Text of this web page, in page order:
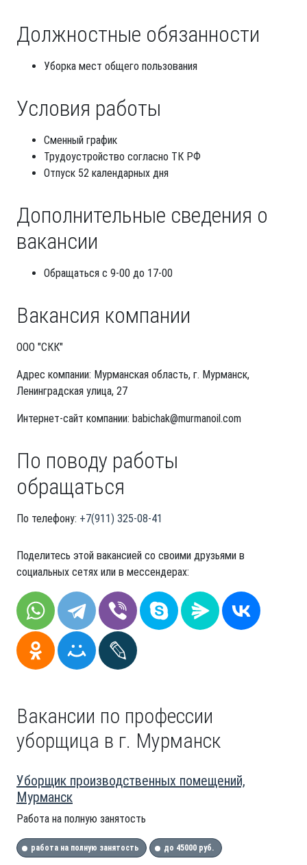
Должностные обязанности
Уборка мест общего пользования
Условия работы
Сменный график
Трудоустройство согласно ТК РФ
Отпуск 52 календарных дня
Дополнительные сведения о
вакансии
Обращаться с 9-00 до 17-00
Вакансия компании
ООО "СКК"
Адрес компании: Мурманская область, г. Мурманск,
Ленинградская улица, 27
Интернет-сайт компании: babichak@murmanoil.com
По поводу работы
обращаться
По телефону: +7(911) 325-08-41
Поделитесь этой вакансией со своими друзьями в
социальных сетях или в мессендерах:
Вакансии по профессии
уборщица в г. Мурманск
Уборщик производственных помещений,
Мурманск
Работа на полную занятость
работа на полную занятость до 45000 руб.